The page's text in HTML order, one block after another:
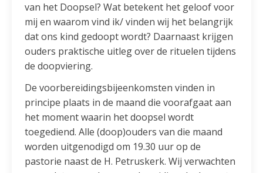
van het Doopsel? Wat betekent het geloof voor
mij en waarom vind ik/ vinden wij het belangrijk
dat ons kind gedoopt wordt? Daarnaast krijgen
ouders praktische uitleg over de rituelen tijdens
de doopviering.
De voorbereidingsbijeenkomsten vinden in
principe plaats in de maand die voorafgaat aan
het moment waarin het doopsel wordt
toegediend. Alle (doop)ouders van die maand
worden uitgenodigd om 19.30 uur op de
pastorie naast de H. Petruskerk. Wij verwachten